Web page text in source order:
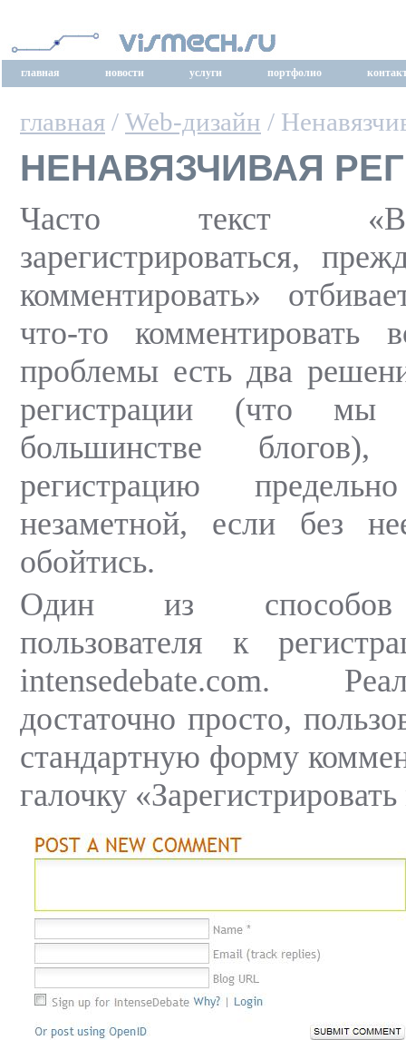
главная новости услуги портфолио
главная / Web-дизайн /
НЕНАВЯЗЧИВАЯ
Часто текст
зарегистрироваться,
комментировать»
что-то
проблемы есть два
регистрации (что
большинстве
регистрацию
незаметной, если без
обойтись.
Один из способов
пользователя к
intensedebate.com.
достаточно просто,
стандартную форму
галочку